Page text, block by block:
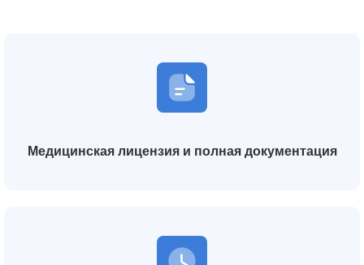
Медицинская лицензия и полная документация